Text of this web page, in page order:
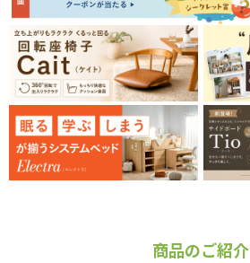
商品のご紹介